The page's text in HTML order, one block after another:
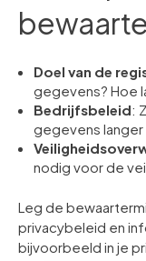
Doel van de
gegevens? Hoe
Bedrijfsbeleid:
gegevens
nodig voor de
Leg de
privacybeleid en
bijvoorbeeld in je